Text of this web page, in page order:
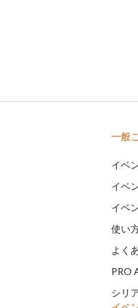
一般
イベ
イベ
イベ
使い
よく
PRO
シリ